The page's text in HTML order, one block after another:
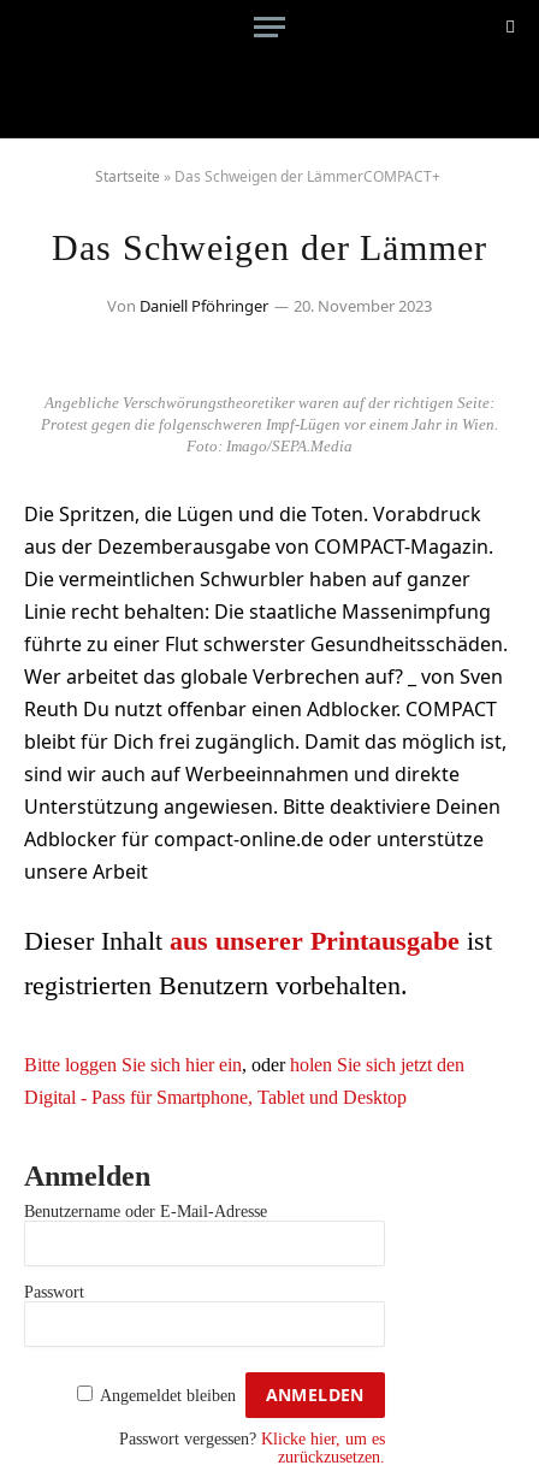
Startseite » Das Schweigen der LämmerCOMPACT+
Das Schweigen der Lämmer
Von Daniell Pföhringer 20. November 2023
Angebliche Verschwörungstheoretiker waren auf der richtigen Seite:
Protest gegen die folgenschweren Impf-Lügen vor einem Jahr in Wien.
Foto: Imago/SEPA.Media
Die Spritzen, die Lügen und die Toten. Vorabdruck
aus der Dezemberausgabe von COMPACT-Magazin.
Die vermeintlichen Schwurbler haben auf ganzer
Linie recht behalten: Die staatliche Massenimpfung
führte zu einer Flut schwerster Gesundheitsschäden.
Wer arbeitet das globale Verbrechen auf? _ von Sven
Reuth Du nutzt offenbar einen Adblocker. COMPACT
bleibt für Dich frei zugänglich. Damit das möglich ist,
sind wir auch auf Werbeeinnahmen und direkte
Unterstützung angewiesen. Bitte deaktiviere Deinen
Adblocker für compact-online.de oder unterstütze
unsere Arbeit
Dieser Inhalt aus unserer Printausgabe ist
registrierten Benutzern vorbehalten.
Bitte loggen Sie sich hier ein, oderholen Sie sich jetzt den
Digital - Pass für Smartphone, Tablet und Desktop
Anmelden
Benutzername oder E-Mail-Adresse
Passwort
Angemeldet bleiben
Passwort vergessen? Klicke hier, um es
zurückzusetzen.